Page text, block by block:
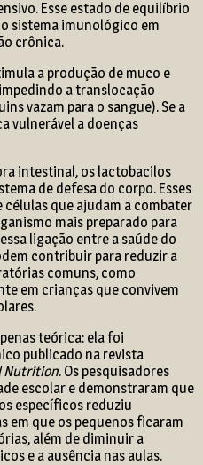
Esse estado de equilíbrio
sistema imunológico em
crônica.
a produção de muco e
a translocação
vazam para o sangue). Se a
vulnerável a doenças
intestinal, os lactobacilos
de defesa do corpo. Esses
que ajudam a combater
mais preparado para
ligação entre a saúde do
contribuir para reduzir a
comuns, como
em crianças que convivem
teórica: ela foi
publicado na revista
Nutrition. Os pesquisadores
escolar e demonstraram que
específicos reduziu
em que os pequenos ficaram
além de diminuir a
e a ausência nas aulas.